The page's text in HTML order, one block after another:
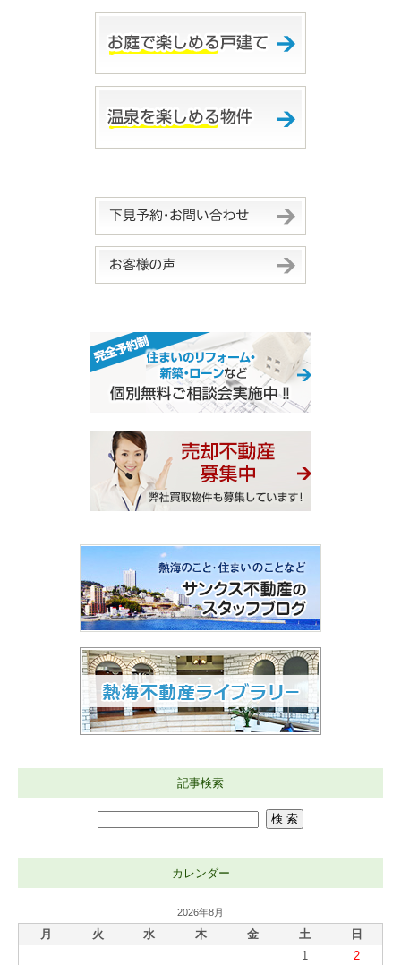
記事検索
カレンダー
2026年8月
月 火 水 木 金 土 日
1
2